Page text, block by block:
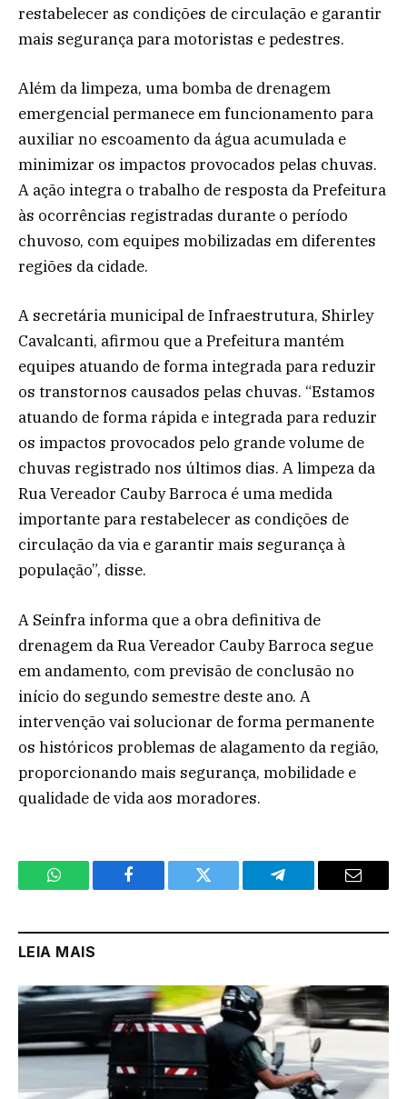
restabelecer as condições de circulação e garantir
mais segurança para motoristas e pedestres.
Além da limpeza, uma bomba de drenagem
emergencial permanece em funcionamento para
auxiliar no escoamento da água acumulada e
minimizar os impactos provocados pelas chuvas.
A ação integra o trabalho de resposta da Prefeitura
às ocorrências registradas durante o período
chuvoso, com equipes mobilizadas em diferentes
regiões da cidade.
A secretária municipal de Infraestrutura, Shirley
Cavalcanti, afirmou que a Prefeitura mantém
equipes atuando de forma integrada para reduzir
os transtornos causados pelas chuvas. “Estamos
atuando de forma rápida e integrada para reduzir
os impactos provocados pelo grande volume de
chuvas registrado nos últimos dias. A limpeza da
Rua Vereador Cauby Barroca é uma medida
importante para restabelecer as condições de
circulação da via e garantir mais segurança à
população”, disse.
A Seinfra informa que a obra definitiva de
drenagem da Rua Vereador Cauby Barroca segue
em andamento, com previsão de conclusão no
início do segundo semestre deste ano. A
intervenção vai solucionar de forma permanente
os históricos problemas de alagamento da região,
proporcionando mais segurança, mobilidade e
qualidade de vida aos moradores.
WhatsApp Facebook Twitter Telegram Email
LEIA MAIS